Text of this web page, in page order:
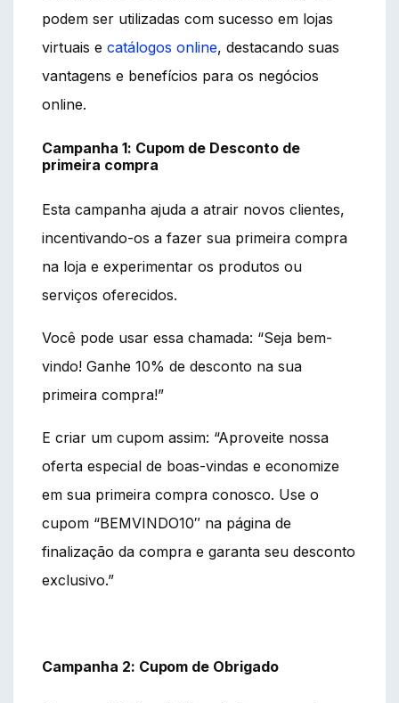
podem ser utilizadas com sucesso em lojas
virtuais e catálogos online, destacando suas
vantagens e benefícios para os negócios
online.
Campanha 1: Cupom de Desconto de
primeira compra
Esta campanha ajuda a atrair novos clientes,
incentivando-os a fazer sua primeira compra
na loja e experimentar os produtos ou
serviços oferecidos.
Você pode usar essa chamada: “Seja bem-
vindo! Ganhe 10% de desconto na sua
primeira compra!”
E criar um cupom assim: “Aproveite nossa
oferta especial de boas-vindas e economize
em sua primeira compra conosco. Use o
cupom “BEMVINDO10″ na página de
finalização da compra e garanta seu desconto
exclusivo.”
Campanha 2: Cupom de Obrigado